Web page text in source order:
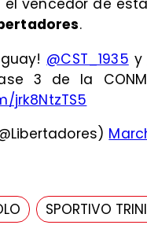
vencedor de
.
@CST_1935 y
3 de la
jrk8NtzTS5
SPORTIVO